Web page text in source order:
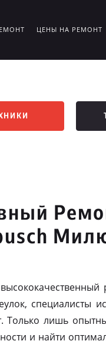
ЦЕНЫ НА РЕМОНТ
специалисты
Только лишь
и найти